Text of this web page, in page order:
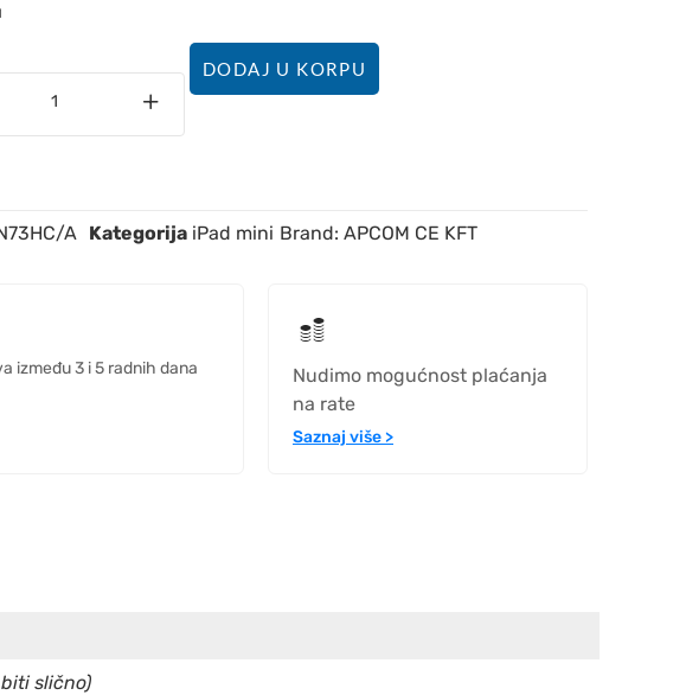
DODAJ U KORPU
A Kategorija iPad mini Brand: APCOM CE KFT
između 3 i 5 radnih dana
Nudimo mogućnost plaćanja
na rate
Saznaj više >
slično)